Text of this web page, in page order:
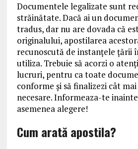
Documentele legalizate sunt
străinătate. Dacă ai un
tradus, dar nu are dovada că
originalului, apostilarea
recunoscută de instanțele țării
utiliza. Trebuie să acorzi o
lucruri, pentru ca toate
conforme și să finalizezi cât
necesare. Informeaza-te
asemenea alegere!
Cum arată apostila?